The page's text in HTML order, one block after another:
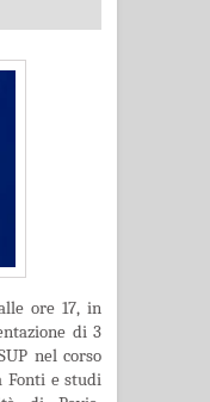
ore 17, in
di 3
nel corso
Fonti e studi